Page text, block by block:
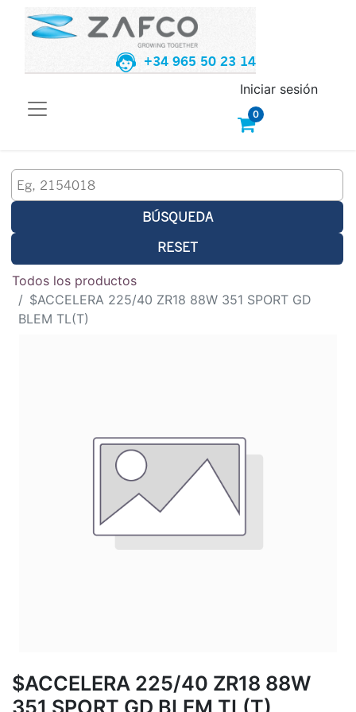
+34 965 50 23 14
0
Iniciar sesión
BÚSQUEDA
RESET
Todos los productos
$ACCELERA 225/40 ZR18 88W 351 SPORT GD
BLEM TL(T)
$ACCELERA 225/40 ZR18 88W
351 SPORT GD BLEM TL(T)